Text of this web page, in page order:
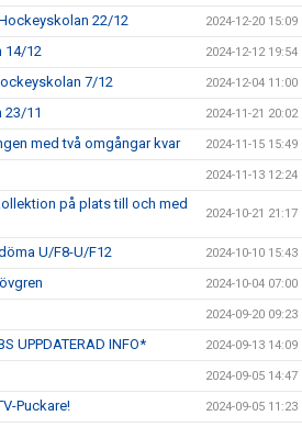
22/12 2024-12-20 15:09
14/12 2024-12-12 19:54
7/12 2024-12-04 11:00
23/11 2024-11-21 20:02
med två omgångar kvar 2024-11-15 15:49
2024-11-13 12:24
på plats till och med
2024-10-21 21:17
U/F8-U/F12 2024-10-10 15:43
2024-10-04 07:00
2024-09-20 09:23
UPPDATERAD INFO* 2024-09-13 14:09
2024-09-05 14:47
Puckare! 2024-09-05 11:23